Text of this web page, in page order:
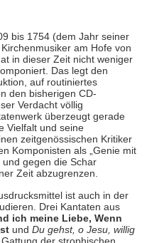
bis 1754 (dem Jahr seiner
am Hofe von
in dieser Zeit nicht weniger
Das legt den
auf routiniertes
den bisherigen CD-
Verdacht völlig
überzeugt gerade
Vielfalt und seine
zeitgenössischen Kritiker
Komponisten als „Genie mit
gegen die Schar
Zeit abzugrenzen.
ist auch in der
Drei Kantaten aus
ich meine Liebe, Wenn
und Du gehst, o Jesu, willig
der strophischen